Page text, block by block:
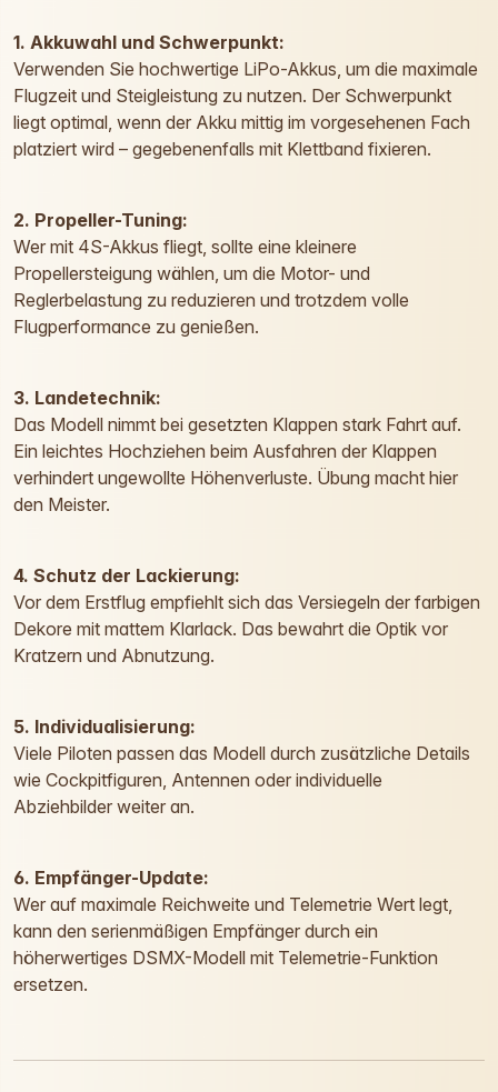
1. Akkuwahl und Schwerpunkt:
Verwenden Sie hochwertige LiPo-Akkus, um die maximale
Flugzeit und Steigleistung zu nutzen. Der Schwerpunkt
liegt optimal, wenn der Akku mittig im vorgesehenen Fach
platziert wird – gegebenenfalls mit Klettband fixieren.
2. Propeller-Tuning:
Wer mit 4S-Akkus fliegt, sollte eine kleinere
Propellersteigung wählen, um die Motor- und
Reglerbelastung zu reduzieren und trotzdem volle
Flugperformance zu genießen.
3. Landetechnik:
Das Modell nimmt bei gesetzten Klappen stark Fahrt auf.
Ein leichtes Hochziehen beim Ausfahren der Klappen
verhindert ungewollte Höhenverluste. Übung macht hier
den Meister.
4. Schutz der Lackierung:
Vor dem Erstflug empfiehlt sich das Versiegeln der farbigen
Dekore mit mattem Klarlack. Das bewahrt die Optik vor
Kratzern und Abnutzung.
5. Individualisierung:
Viele Piloten passen das Modell durch zusätzliche Details
wie Cockpitfiguren, Antennen oder individuelle
Abziehbilder weiter an.
6. Empfänger-Update:
Wer auf maximale Reichweite und Telemetrie Wert legt,
kann den serienmäßigen Empfänger durch ein
höherwertiges DSMX-Modell mit Telemetrie-Funktion
ersetzen.